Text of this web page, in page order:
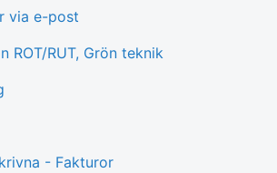
via e-post
ROT/RUT, Grön teknik
- Fakturor